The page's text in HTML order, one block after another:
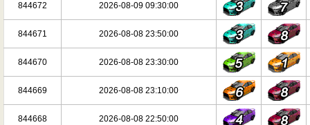
844672 2026-08-09 09:30:00
844671 2026-08-08 23:50:00
844670 2026-08-08 23:30:00
844669 2026-08-08 23:10:00
844668 2026-08-08 22:50:00